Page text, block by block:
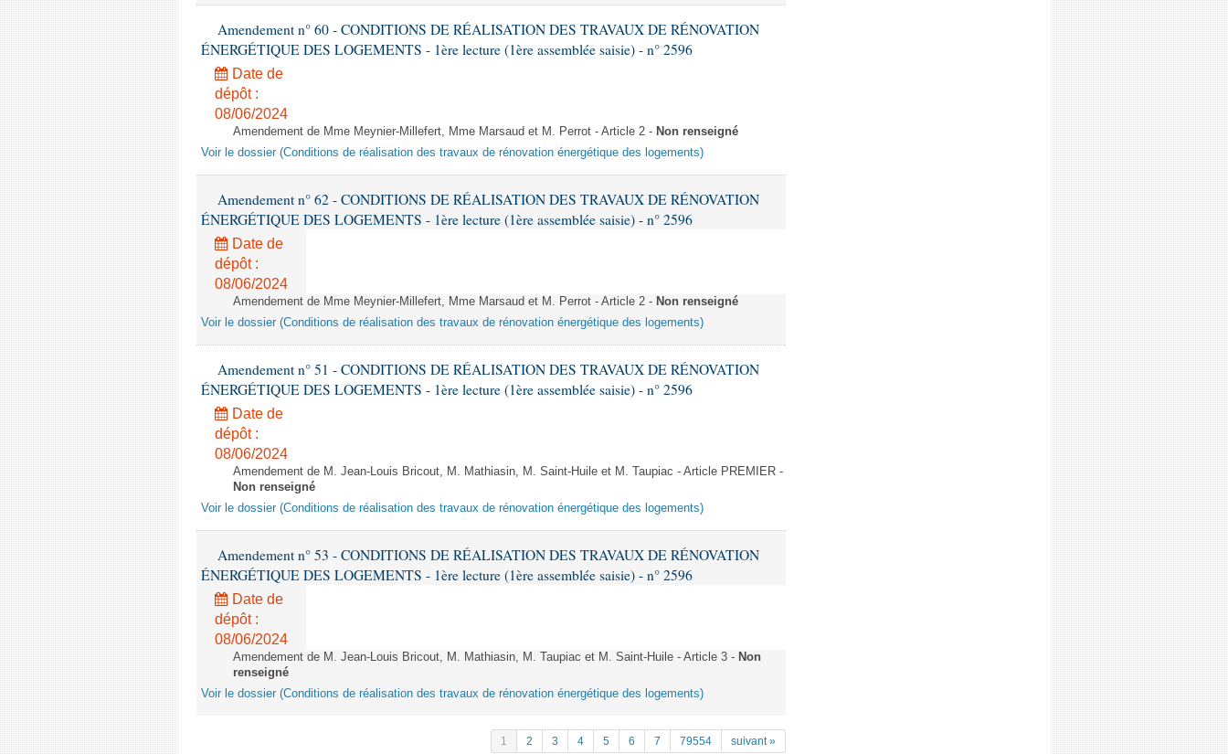
Amendement n° 60 - CONDITIONS DE RÉALISATION DES TRAVAUX DE RÉNOVATION
ÉNERGÉTIQUE DES LOGEMENTS - 1ère lecture (1ère assemblée saisie) - n° 2596
Date de
dépôt :
08/06/2024
Amendement de Mme Meynier-Millefert, Mme Marsaud et M. Perrot - Article 2 - Non renseigné
Voir le dossier (Conditions de réalisation des travaux de rénovation énergétique des logements)
Amendement n° 62 - CONDITIONS DE RÉALISATION DES TRAVAUX DE RÉNOVATION
ÉNERGÉTIQUE DES LOGEMENTS - 1ère lecture (1ère assemblée saisie) - n° 2596
Date de
dépôt :
08/06/2024
Amendement de Mme Meynier-Millefert, Mme Marsaud et M. Perrot - Article 2 - Non renseigné
Voir le dossier (Conditions de réalisation des travaux de rénovation énergétique des logements)
Amendement n° 51 - CONDITIONS DE RÉALISATION DES TRAVAUX DE RÉNOVATION
ÉNERGÉTIQUE DES LOGEMENTS - 1ère lecture (1ère assemblée saisie) - n° 2596
Date de
dépôt :
08/06/2024
Amendement de M. Jean-Louis Bricout, M. Mathiasin, M. Saint-Huile et M. Taupiac - Article PREMIER -
Non renseigné
Voir le dossier (Conditions de réalisation des travaux de rénovation énergétique des logements)
Amendement n° 53 - CONDITIONS DE RÉALISATION DES TRAVAUX DE RÉNOVATION
ÉNERGÉTIQUE DES LOGEMENTS - 1ère lecture (1ère assemblée saisie) - n° 2596
Date de
dépôt :
08/06/2024
Amendement de M. Jean-Louis Bricout, M. Mathiasin, M. Taupiac et M. Saint-Huile - Article 3 - Non
renseigné
Voir le dossier (Conditions de réalisation des travaux de rénovation énergétique des logements)
1 2 3 4 5 6 7 79554 suivant »